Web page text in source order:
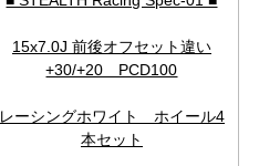
15x7.0J 前後オフセット違い
+30/+20 PCD100
レーシングホワイト ホイール4
本セット